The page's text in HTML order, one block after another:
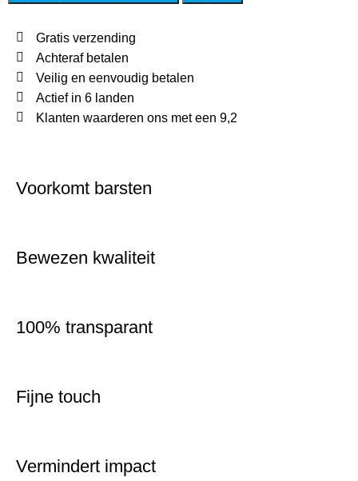
Gratis verzending
Achteraf betalen
Veilig en eenvoudig betalen
Actief in 6 landen
Klanten waarderen ons met een 9,2
Voorkomt barsten
Bewezen kwaliteit
100% transparant
Fijne touch
Vermindert impact